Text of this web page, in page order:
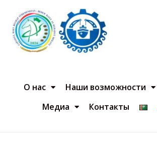
О нас Наши возможности
Медиа
Контакты